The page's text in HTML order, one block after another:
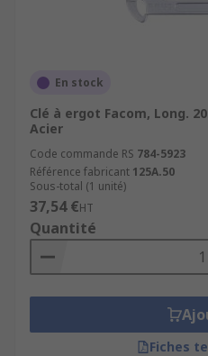
En stock
Clé à ergot Facom, Long.
Acier
Code commande RS 784-5923
Référence fabricant 125A.50
Sous-total (1 unité)
37,54 €HT
Quantité
Fiches